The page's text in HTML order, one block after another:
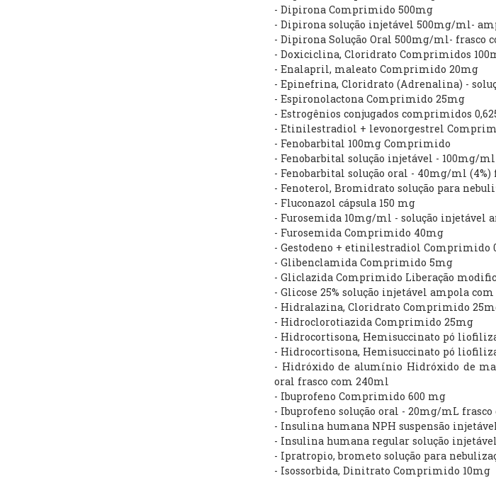
- Dipirona Comprimido 500mg
- Dipirona solução injetável 500mg/ml-
- Dipirona Solução Oral 500mg/ml- frasco
- Doxiciclina, Cloridrato Comprimidos
- Enalapril, maleato Comprimido 20mg
- Epinefrina, Cloridrato (Adrenalina) -
- Espironolactona Comprimido 25mg
- Estrogênios conjugados comprimidos
- Etinilestradiol + levonorgestrel
- Fenobarbital 100mg Comprimido
- Fenobarbital solução injetável - 100mg/
- Fenobarbital solução oral - 40mg/ml (4%)
- Fenoterol, Bromidrato solução para
- Fluconazol cápsula 150 mg
- Furosemida 10mg/ml - solução injetável
- Furosemida Comprimido 40mg
- Gestodeno + etinilestradiol Comprimido
- Glibenclamida Comprimido 5mg
- Gliclazida Comprimido Liberação
- Glicose 25% solução injetável ampola com
- Hidralazina, Cloridrato Comprimido
- Hidroclorotiazida Comprimido 25mg
- Hidrocortisona, Hemisuccinato pó
- Hidrocortisona, Hemisuccinato pó
- Hidróxido de alumínio Hidróxido de
oral frasco com 240ml
- Ibuprofeno Comprimido 600 mg
- Ibuprofeno solução oral - 20mg/mL frasco
- Insulina humana NPH suspensão
- Insulina humana regular solução
- Ipratropio, brometo solução para
- Isossorbida, Dinitrato Comprimido 10mg